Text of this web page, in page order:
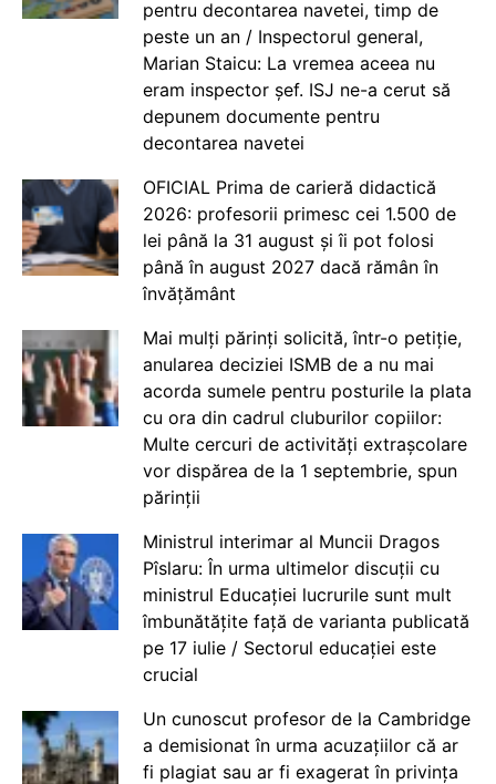
pentru decontarea navetei, timp de
peste un an / Inspectorul general,
Marian Staicu: La vremea aceea nu
eram inspector șef. ISJ ne-a cerut să
depunem documente pentru
decontarea navetei
OFICIAL Prima de carieră didactică
2026: profesorii primesc cei 1.500 de
lei până la 31 august și îi pot folosi
până în august 2027 dacă rămân în
învățământ
Mai mulți părinți solicită, într-o petiție,
anularea deciziei ISMB de a nu mai
acorda sumele pentru posturile la plata
cu ora din cadrul cluburilor copiilor:
Multe cercuri de activități extrașcolare
vor dispărea de la 1 septembrie, spun
părinții
Ministrul interimar al Muncii Dragos
Pîslaru: În urma ultimelor discuții cu
ministrul Educației lucrurile sunt mult
îmbunătățite față de varianta publicată
pe 17 iulie / Sectorul educației este
crucial
Un cunoscut profesor de la Cambridge
a demisionat în urma acuzațiilor că ar
fi plagiat sau ar fi exagerat în privința